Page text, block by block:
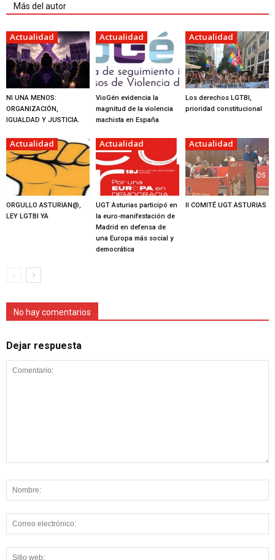
Más del autor
Actualidad
NI UNA MENOS:
ORGANIZACIÓN,
IGUALDAD Y JUSTICIA.
Actualidad
VioGén evidencia la
magnitud de la violencia
machista en España
Actualidad
Los derechos LGTBI,
prioridad constitucional
Actualidad
ORGULLO ASTURIAN@,
LEY LGTBI YA
Actualidad
UGT Asturias participó en
la euro-manifestación de
Madrid en defensa de
una Europa más social y
democrática
Actualidad
II COMITÉ UGT ASTURIAS
No hay comentarios
Dejar respuesta